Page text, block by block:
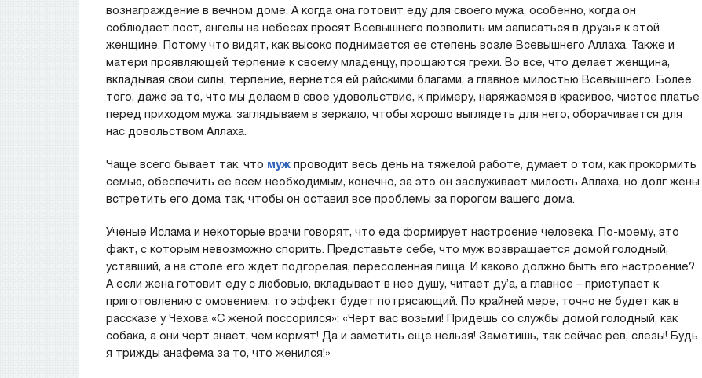
вознаграждение в вечном доме. А когда она готовит еду для своего мужа, особенно, когда он
соблюдает пост, ангелы на небесах просят Всевышнего позволить им записаться в друзья к этой
женщине. Потому что видят, как высоко поднимается ее степень возле Всевышнего Аллаха. Также и
матери проявляющей терпение к своему младенцу, прощаются грехи. Во все, что делает женщина,
вкладывая свои силы, терпение, вернется ей райскими благами, а главное милостью Всевышнего. Более
того, даже за то, что мы делаем в свое удовольствие, к примеру, наряжаемся в красивое, чистое платье
перед приходом мужа, заглядываем в зеркало, чтобы хорошо выглядеть для него, оборачивается для
нас довольством Аллаха.
Чаще всего бывает так, что мужпроводит весь день на тяжелой работе, думает о том, как прокормить
семью, обеспечить ее всем необходимым, конечно, за это он заслуживает милость Аллаха, но долг жены
встретить его дома так, чтобы он оставил все проблемы за порогом вашего дома.
Ученые Ислама и некоторые врачи говорят, что еда формирует настроение человека. По-моему, это
факт, с которым невозможно спорить. Представьте себе, что муж возвращается домой голодный,
уставший, а на столе его ждет подгорелая, пересоленная пища. И каково должно быть его настроение?
А если жена готовит еду с любовью, вкладывает в нее душу, читает ду’а, а главное – приступает к
приготовлению с омовением, то эффект будет потрясающий. По крайней мере, точно не будет как в
рассказе у Чехова «С женой поссорился»: «Черт вас возьми! Придешь со службы домой голодный, как
собака, а они черт знает, чем кормят! Да и заметить еще нельзя! Заметишь, так сейчас рев, слезы! Будь
я трижды анафема за то, что женился!»